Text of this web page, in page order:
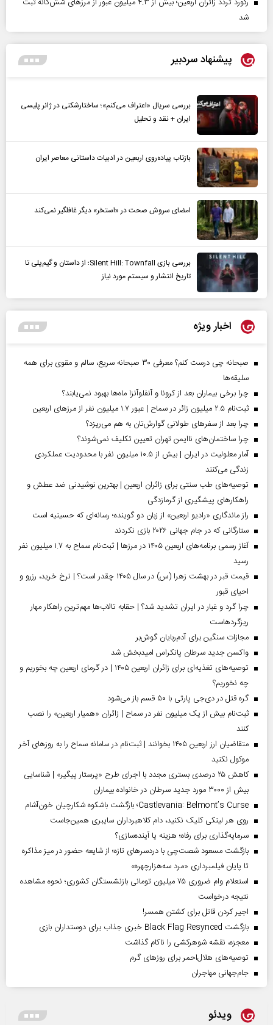
شد
پیشنهاد سردبیر
بررسی سریال «اعتراف می‌کنم»؛ ساختارشکنی در ژانر پلیسی
ایران + نقد و تحلیل
بازتاب پیاده‌روی اربعین در ادبیات داستانی معاصر ایران
امضای سروش صحت در «استخر» دیگر غافلگیر نمی‌کند
بررسی بازی Silent Hill: Townfall؛ از داستان و گیم‌پلی تا
تاریخ انتشار و سیستم مورد نیاز
اخبار ویژه
صبحانه چی درست کنم؟ معرفی ۳۰ صبحانه سریع، سالم و مقوی برای همه
سلیقه‌ها
چرا برخی بیماران بعد از کرونا و آنفلوآنزا ماه‌ها بهبود نمی‌یابند؟
ثبت‌نام ۲.۵ میلیون زائر در سماح | عبور ۱.۷ میلیون نفر از مرز‌های اربعین
چرا بعد از سفرهای طولانی گوارش‌تان به هم می‌ریزد؟
چرا ساختمان‌های ناایمن تهران تعیین تکلیف نمی‌شوند؟
آمار معلولیت در ایران | بیش از ۱۰.۵ میلیون نفر با محدودیت عملکردی
زندگی می‌کنند
توصیه‌های طب سنتی برای زائران اربعین | بهترین نوشیدنی ضد عطش و
راهکارهای پیشگیری از گرمازدگی
راز ماندگاری «رادیو اربعین» از زبان دو گوینده؛ رسانه‌ای که حسینیه است
ستارگانی که در جام جهانی ۲۰۲۶ بازی نکردند
آغاز رسمی برنامه‌های اربعین ۱۴۰۵ در مرز‌ها | ثبت‌نام سماح به ۱.۷ میلیون نفر
رسید
قیمت قبر در بهشت زهرا (س) در سال ۱۴۰۵ چقدر است؟ | نرخ خرید، رزرو و
احیای قبور
چرا گرد و غبار در ایران تشدید شد؟ | حقابه تالاب‌ها مهم‌ترین راهکار مهار
ریزگردهاست
مجازات سنگین برای آدم‌ربایان گوش‌بر
واکسن جدید سرطان پانکراس امیدبخش شد
توصیه‌های تغذیه‌ای برای زائران اربعین ۱۴۰۵ | در گرمای اربعین چه بخوریم و
چه نخوریم؟
گره قتل در دی‌جی پارتی با ۵۰ قسم باز می‌شود
ثبت‌نام بیش از یک میلیون نفر در سماح | زائران «همیار اربعین» را نصب
کنند
متقاضیان ارز اربعین ۱۴۰۵ بخوانند | ثبت‌نام در سامانه سماح را به روز‌های آخر
موکول نکنید
کاهش ۲۵ درصدی بستری مجدد با اجرای طرح «پرستار پیگیر» | شناسایی
بیش از ۳۰۰۰ مورد جدید سرطان در خانواده بیماران
Castlevania: Belmont’s Curse؛ بازگشت باشکوه شکارچیان خون‌آشام
روی هر لینکی کلیک نکنید، دام کلاهبرداران سایبری همین‌جاست
سرمایه‌گذاری برای رفاه؛ هزینه یا آینده‌سازی؟
بازگشت مسعود شصت‌چی با دردسر‌های تازه؛ از شایعه حضور در میز مذاکره
تا پایان فیلمبرداری «مرد سه‌هزارچهره»
استعلام وام ضروری ۷۵ میلیون تومانی بازنشستگان کشوری؛ نحوه مشاهده
نتیجه درخواست
اجیر کردن قاتل برای کشتن همسر!
بازگشت Black Flag Resynced خبری جذاب برای دوستداران بازی
معجزه، نقشه شوهرکشی را ناکام گذاشت
توصیه‌های هلال‌احمر برای روز‌های گرم
جام‌جهانی مهاجران
ویدئو